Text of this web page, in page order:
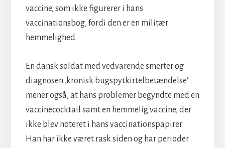
vaccine, som ikke figurerer i hans
vaccinationsbog, fordi den er en militær
hemmelighed.
En dansk soldat med vedvarende smerter og
diagnosen ‚kronisk bugspytkirtelbetændelse‘
mener også, at hans problemer begyndte med en
vaccinecocktail samt en hemmelig vaccine, der
ikke blev noteret i hans vaccinationspapirer.
Han har ikke været rask siden og har perioder